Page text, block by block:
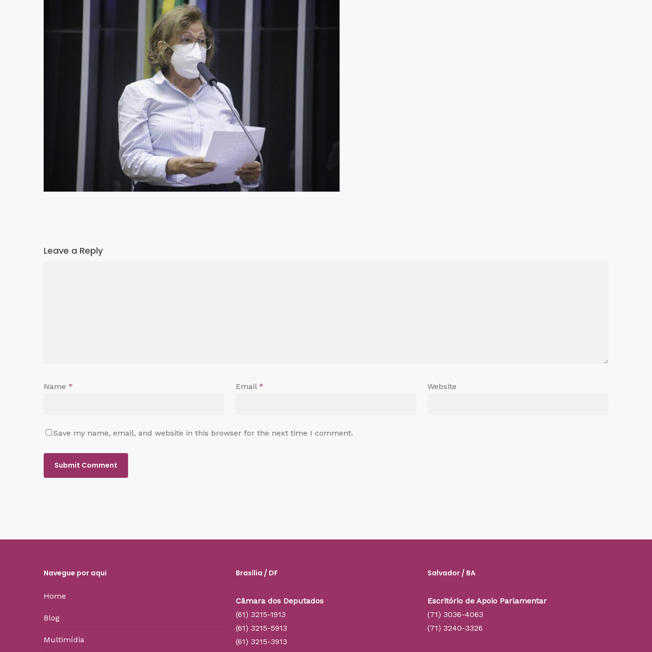
Leave a Reply
Name * Email * Website
Save my name, email, and website in this browser for the next time I comment.
Navegue por aqui
Home
Blog
Multimídia
Brasília / DF
Câmara dos Deputados
(61) 3215-1913
(61) 3215-5913
(61) 3215-3913
Salvador / BA
Escritório de Apoio Parlamentar
(71) 3036-4063
(71) 3240-3326